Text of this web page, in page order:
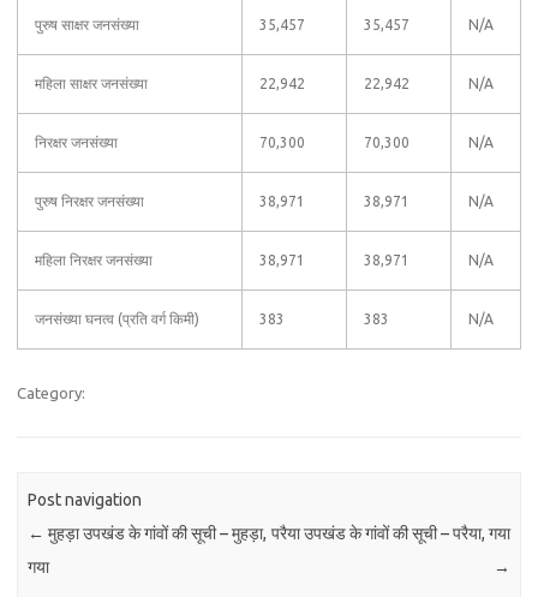
पुरुष साक्षर जनसंख्या 35,457 35,457 N/A
महिला साक्षर जनसंख्या 22,942 22,942 N/A
निरक्षर जनसंख्या 70,300 70,300 N/A
पुरुष निरक्षर जनसंख्या 38,971 38,971 N/A
महिला निरक्षर जनसंख्या 38,971 38,971 N/A
जनसंख्या घनत्व (प्रति वर्ग किमी) 383 383 N/A
Category:
Post navigation
← मुहड़ा उपखंड के गांवों की सूची – मुहड़ा,
गया
परैया उपखंड के गांवों की सूची – परैया, गया
→